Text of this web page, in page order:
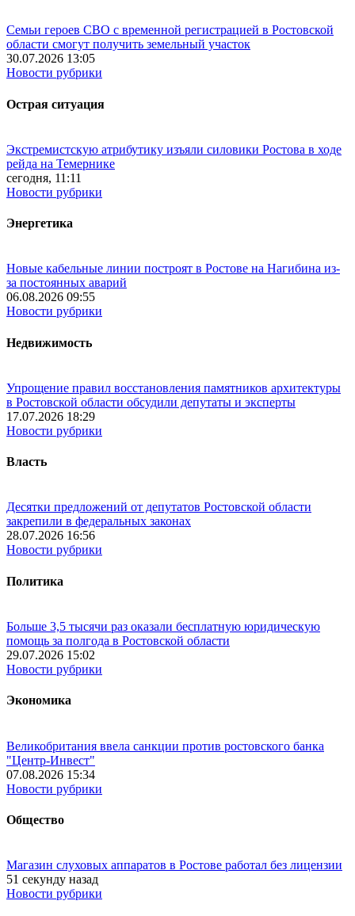
Семьи героев СВО с временной регистрацией в Ростовской
области смогут получить земельный участок
30.07.2026 13:05
Новости рубрики
Острая ситуация
Экстремистскую атрибутику изъяли силовики Ростова в ходе
рейда на Темернике
сегодня, 11:11
Новости рубрики
Энергетика
Новые кабельные линии построят в Ростове на Нагибина из-
за постоянных аварий
06.08.2026 09:55
Новости рубрики
Недвижимость
Упрощение правил восстановления памятников архитектуры
в Ростовской области обсудили депутаты и эксперты
17.07.2026 18:29
Новости рубрики
Власть
Десятки предложений от депутатов Ростовской области
закрепили в федеральных законах
28.07.2026 16:56
Новости рубрики
Политика
Больше 3,5 тысячи раз оказали бесплатную юридическую
помощь за полгода в Ростовской области
29.07.2026 15:02
Новости рубрики
Экономика
Великобритания ввела санкции против ростовского банка
"Центр-Инвест"
07.08.2026 15:34
Новости рубрики
Общество
Магазин слуховых аппаратов в Ростове работал без лицензии
51 секунду назад
Новости рубрики